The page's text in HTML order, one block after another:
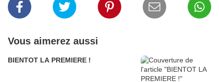
Vous aimerez aussi
BIENTOT LA PREMIERE !